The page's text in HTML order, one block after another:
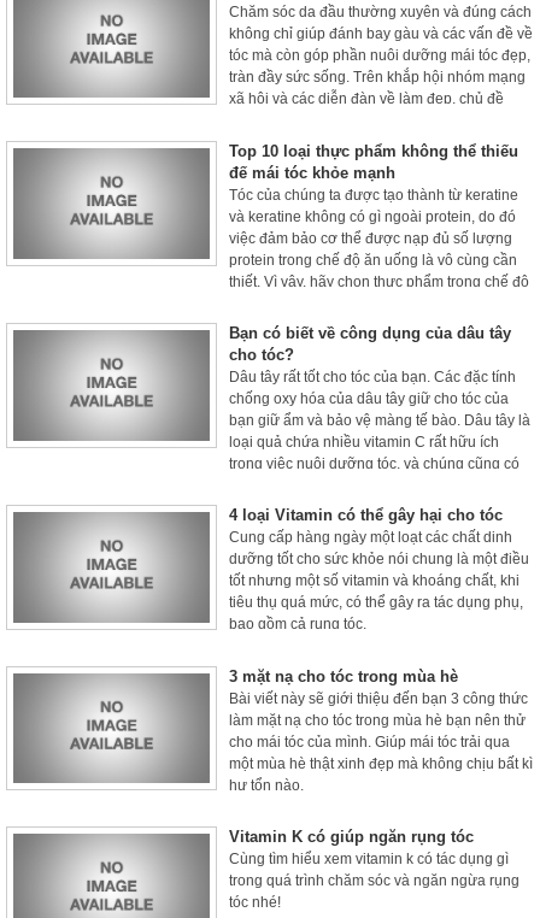
Chăm sóc da đầu thường xuyên và đúng cách
không chỉ giúp đánh bay gàu và các vấn đề về
tóc mà còn góp phần nuôi dưỡng mái tóc đẹp,
tràn đầy sức sống. Trên khắp hội nhóm mạng
xã hội và các diễn đàn về làm đẹp, chủ đề
chắn không thể thiếu mẹo chăm sóc và dưỡng
tóc. Nhưng các nàng luôn quên dành sự chăm
sóc đúng cách và thường xuyên cho da đầu –
"nhân tố quyết định" mái tóc có khỏe đẹp và
đầy sức sống hay không.
Top 10 loại thực phẩm không thể thiếu
đế mái tóc khỏe mạnh
Tóc của chúng ta được tạo thành từ keratine
và keratine không có gì ngoài protein, do đó
việc đảm bảo cơ thể được nạp đủ số lượng
protein trong chế độ ăn uống là vô cùng cần
thiết. Vì vậy, hãy chọn thực phẩm trong chế độ
chúng ta đạt được và duy trì mái tóc đẹp và
khỏe mạnh.
Bạn có biết về công dụng của dâu tây
cho tóc?
Dâu tây rất tốt cho tóc của bạn. Các đặc tính
chống oxy hóa của dâu tây giữ cho tóc của
bạn giữ ẩm và bảo vệ màng tế bào. Dâu tây là
loại quả chứa nhiều vitamin C rất hữu ích
trong việc nuôi dưỡng tóc, và chúng cũng có
từ da đầu của bạn.
4 loại Vitamin có thể gây hại cho tóc
Cung cấp hàng ngày một loạt các chất dinh
dưỡng tốt cho sức khỏe nói chung là một điều
tốt nhưng một số vitamin và khoáng chất, khi
tiêu thụ quá mức, có thể gây ra tác dụng phụ,
bao gồm cả rụng tóc.
3 mặt nạ cho tóc trong mùa hè
Bài viết này sẽ giới thiệu đến bạn 3 công thức
làm mặt nạ cho tóc trong mùa hè bạn nên thử
cho mái tóc của mình. Giúp mái tóc trải qua
một mùa hè thật xinh đẹp mà không chịu bất kì
hư tổn nào.
Vitamin K có giúp ngăn rụng tóc
Cùng tìm hiểu xem vitamin k có tác dụng gì
trong quá trình chăm sóc và ngăn ngừa rụng
tóc nhé!